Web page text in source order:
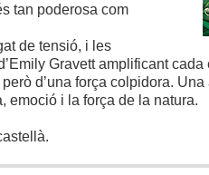
tan poderosa com
de tensió, i les
Gravett amplificant
d’una força colpidora. Una
emoció i la força de la natura.